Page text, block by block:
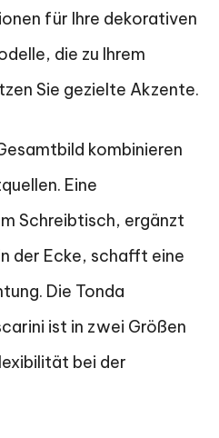
für Ihre dekorativen
die zu Ihrem
Sie gezielte Akzente.
kombinieren
Eine
Schreibtisch, ergänzt
der Ecke, schafft eine
Die Tonda
ist in zwei Größen
bei der